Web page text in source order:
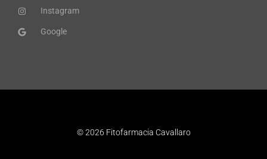
Instagram
Google
© 2026 Fitofarmacia Cavallaro